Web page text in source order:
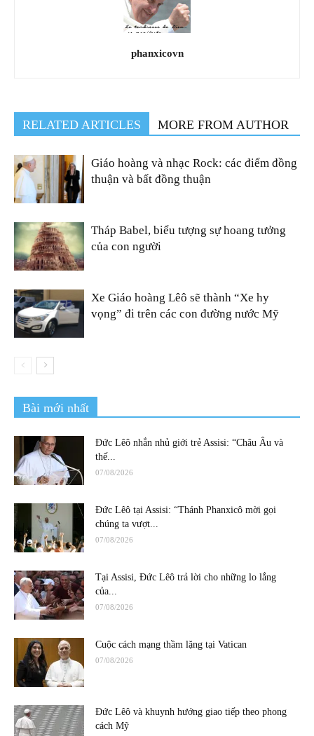
phanxicovn
RELATED ARTICLES MORE FROM AUTHOR
Giáo hoàng và nhạc Rock: các điểm đồng
thuận và bất đồng thuận
Tháp Babel, biểu tượng sự hoang tưởng
của con người
Xe Giáo hoàng Lêô sẽ thành “Xe hy
vọng” đi trên các con đường nước Mỹ
Bài mới nhất
Đức Lêô nhắn nhủ giới trẻ Assisi: “Châu Âu và
thế...
07/08/2026
Đức Lêô tại Assisi: “Thánh Phanxicô mời gọi
chúng ta vượt...
07/08/2026
Tại Assisi, Đức Lêô trả lời cho những lo lắng
của...
07/08/2026
Cuộc cách mạng thầm lặng tại Vatican
07/08/2026
Đức Lêô và khuynh hướng giao tiếp theo phong
cách Mỹ